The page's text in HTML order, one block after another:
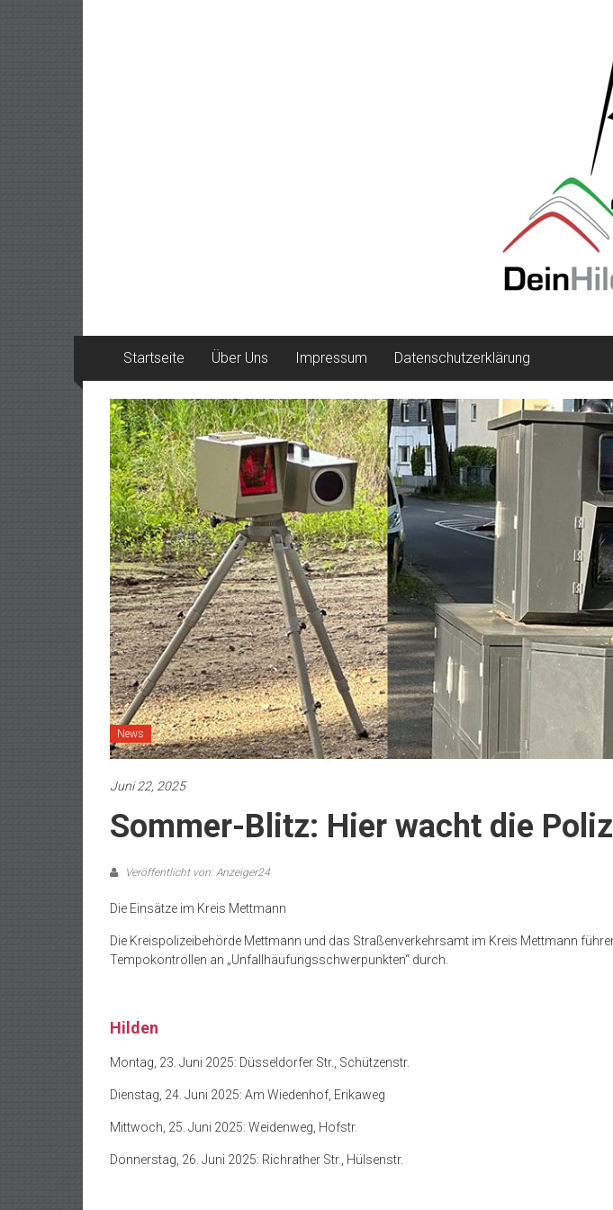
Startseite Über Uns Impressum Datenschutzerklärung
News
Juni 22, 2025
Sommer-Blitz: Hier wacht die
Veröffentlicht von: Anzeiger24
Die Einsätze im Kreis Mettmann
Die Kreispolizeibehörde Mettmann und das Straßenverkehrsamt im Kreis Mettmann
Tempokontrollen an „Unfallhäufungsschwerpunkten“ durch.
Hilden
Montag, 23. Juni 2025: Düsseldorfer Str., Schützenstr.
Dienstag, 24. Juni 2025: Am Wiedenhof, Erikaweg
Mittwoch, 25. Juni 2025: Weidenweg, Hofstr.
Donnerstag, 26. Juni 2025: Richrather Str., Hülsenstr.